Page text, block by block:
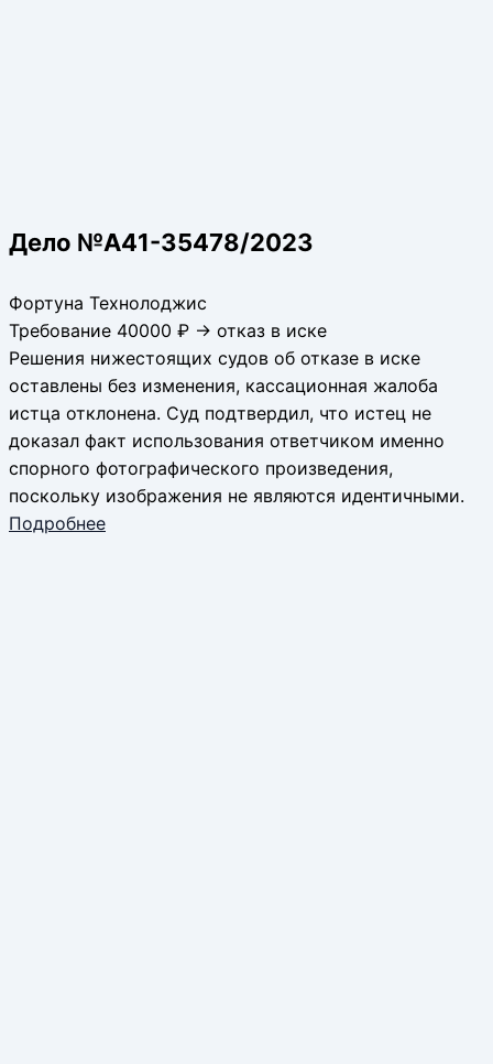
Дело №А41-35478/2023
Фортуна Технолоджис
Требование 40000 ₽ → отказ в иске
Решения нижестоящих судов об отказе в иске
оставлены без изменения, кассационная жалоба
истца отклонена. Суд подтвердил, что истец не
доказал факт использования ответчиком именно
спорного фотографического произведения,
поскольку изображения не являются идентичными.
Подробнее